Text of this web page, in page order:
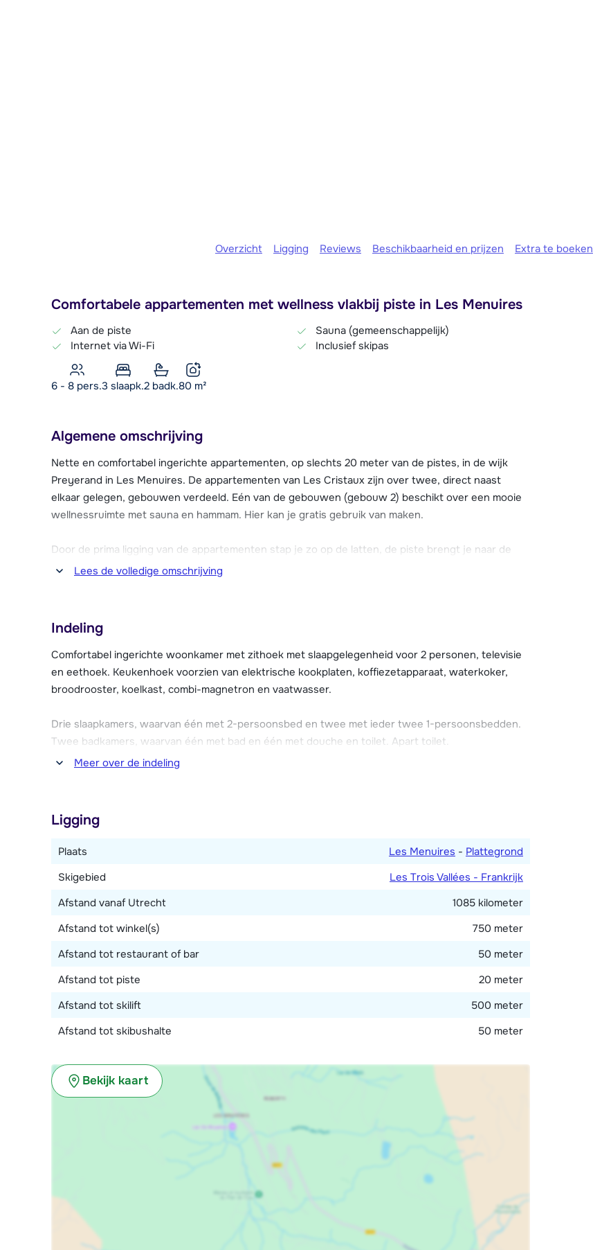
Overzicht Ligging Reviews Beschikbaarheid en prijzen Extra te boeken
Comfortabele appartementen met wellness vlakbij piste in Les Menuires
Aan de piste
Internet via Wi-Fi
Sauna (gemeenschappelijk)
Inclusief skipas
6 - 8 pers.3 slaapk.2 badk.80 m²
Algemene omschrijving
Nette en comfortabel ingerichte appartementen, op slechts 20 meter van de pistes, in de wijk
Preyerand in Les Menuires. De appartementen van Les Cristaux zijn over twee, direct naast
elkaar gelegen, gebouwen verdeeld. Eén van de gebouwen (gebouw 2) beschikt over een mooie
wellnessruimte met sauna en hammam. Hier kan je gratis gebruik van maken.
Door de prima ligging van de appartementen stap je zo op de latten, de piste brengt je naar de
Tortollet of Rocher Noir stoeltjesliften. Beide liften hebben een goede aansluiting op het gebied.
In de kelder vind je een verwarmde skiberging en parkeren kan gratis en direct voor de deur. Alle
appartementen beschikken over gratis Wi-Fi.
Lees de volledige omschrijving
Indeling
Comfortabel ingerichte woonkamer met zithoek met slaapgelegenheid voor 2 personen, televisie
en eethoek. Keukenhoek voorzien van elektrische kookplaten, koffiezetapparaat, waterkoker,
broodrooster, koelkast, combi-magnetron en vaatwasser.
Drie slaapkamers, waarvan één met 2-persoonsbed en twee met ieder twee 1-persoonsbedden.
Twee badkamers, waarvan één met bad en één met douche en toilet. Apart toilet.
Meer over de indeling
Ligging
Plaats Les Menuires - Plattegrond
Skigebied
Les Trois Vallées - Frankrijk
Afstand vanaf Utrecht
1085 kilometer
Afstand tot winkel(s)
750 meter
Afstand tot restaurant of bar
50 meter
Afstand tot piste
20 meter
Afstand tot skilift
500 meter
Afstand tot skibushalte
50 meter
Bekijk kaart